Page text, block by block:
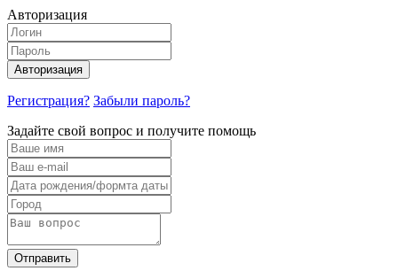
Авторизация
Авторизация
Регистрация? Забыли пароль?
Задайте свой вопрос и получите помощь
Отправить